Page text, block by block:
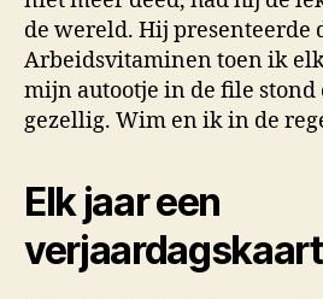
de wereld. Hij presenteerde
Arbeidsvitaminen toen ik
mijn autootje in de file stond
gezellig. Wim en ik in de
Elk jaar een
verjaardagskaart